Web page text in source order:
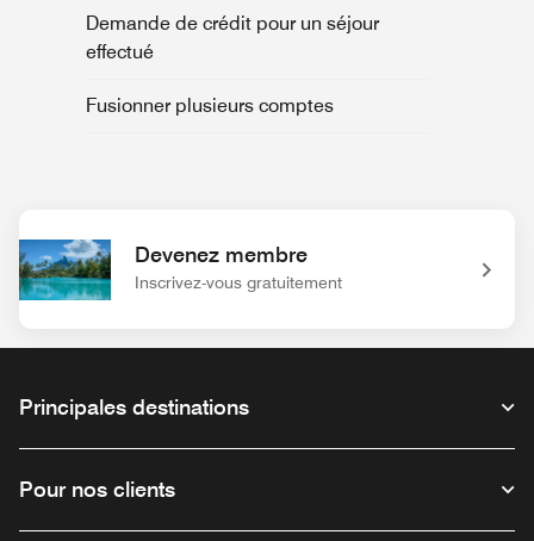
Demande de crédit pour un séjour
effectué
Fusionner plusieurs comptes
Devenez membre
Inscrivez-vous gratuitement
Principales destinations
Pour nos clients